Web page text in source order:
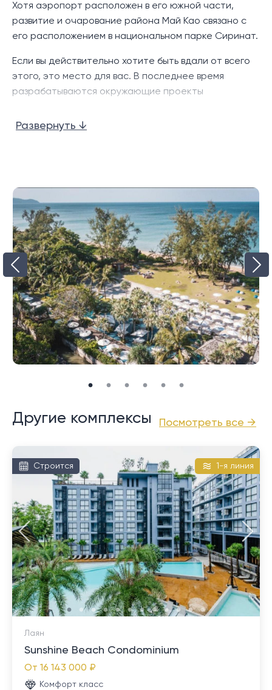
Виллы Utopia Maikhao расположены на лесном
склоне холма, примерно в 10 минутах езды на
машине к северу от международного аэропорта
Пхукета. За это же время можно добраться до
основных местных объектов и
достопримечательностей, включая пристань для
гольф-клуб Blue Canyon.
Хотя аэропорт расположен в его южной части,
развитие и очарование района Май Као связано с
его расположением в национальном парке Сиринат.
Если вы действительно хотите быть вдали от всего
этого, это место для вас. В последнее время
разрабатываются окружающие проекты
курорты, и по мере того, как район становится
Развернуть ↓
Посмотреть все →
Другие комплексы
Строится 1-я линия
Лаян
Sunshine Beach Condominium
От 16 143 000 ₽
Комфорт класс